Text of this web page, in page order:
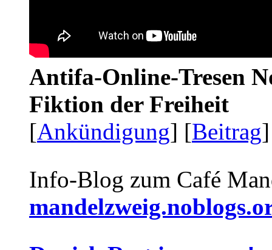
Antifa-Online-Tresen
Fiktion der Freiheit
[Ankündigung] [Beitrag
Info-Blog zum Café